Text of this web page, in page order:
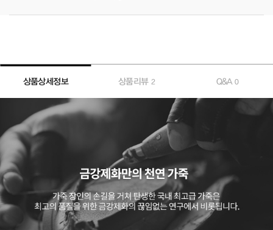
상품상세정보 상품리뷰 2 Q&A0